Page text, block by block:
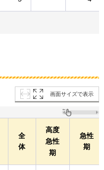
画面サイズで表示
全
体
高度
急性
期
急性
期